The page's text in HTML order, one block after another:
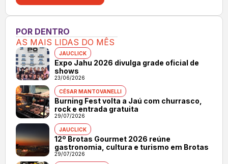
POR DENTRO
AS MAIS LIDAS DO MÊS
JAUCLICK
Expo Jahu 2026 divulga grade oficial de
shows
23/06/2026
CÉSAR MANTOVANELLI
Burning Fest volta a Jaú com churrasco,
rock e entrada gratuita
29/07/2026
JAUCLICK
12º Brotas Gourmet 2026 reúne
gastronomia, cultura e turismo em Brotas
29/07/2026